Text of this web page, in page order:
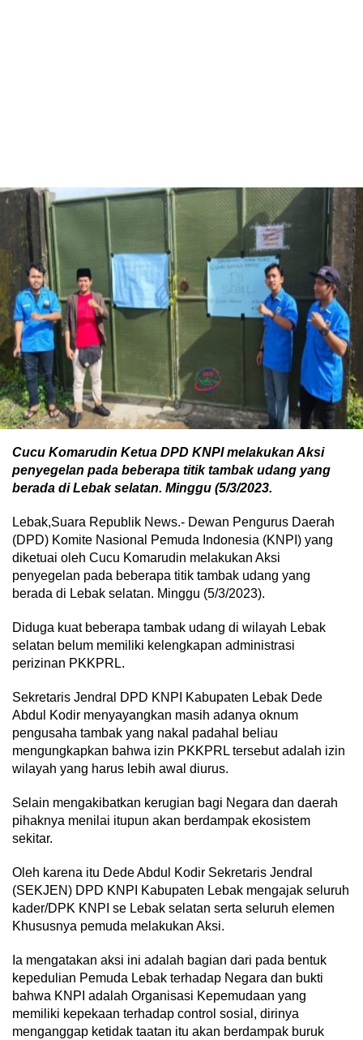
Cucu Komarudin Ketua DPD KNPI melakukan Aksi
penyegelan pada beberapa titik tambak udang yang
berada di Lebak selatan. Minggu (5/3/2023.
Lebak,Suara Republik News.- Dewan Pengurus Daerah
(DPD) Komite Nasional Pemuda Indonesia (KNPI) yang
diketuai oleh Cucu Komarudin melakukan Aksi
penyegelan pada beberapa titik tambak udang yang
berada di Lebak selatan. Minggu (5/3/2023).
Diduga kuat beberapa tambak udang di wilayah Lebak
selatan belum memiliki kelengkapan administrasi
perizinan PKKPRL.
Sekretaris Jendral DPD KNPI Kabupaten Lebak Dede
Abdul Kodir menyayangkan masih adanya oknum
pengusaha tambak yang nakal padahal beliau
mengungkapkan bahwa izin PKKPRL tersebut adalah izin
wilayah yang harus lebih awal diurus.
Selain mengakibatkan kerugian bagi Negara dan daerah
pihaknya menilai itupun akan berdampak ekosistem
sekitar.
Oleh karena itu Dede Abdul Kodir Sekretaris Jendral
(SEKJEN) DPD KNPI Kabupaten Lebak mengajak seluruh
kader/DPK KNPI se Lebak selatan serta seluruh elemen
Khususnya pemuda melakukan Aksi.
Ia mengatakan aksi ini adalah bagian dari pada bentuk
kepedulian Pemuda Lebak terhadap Negara dan bukti
bahwa KNPI adalah Organisasi Kepemudaan yang
memiliki kepekaan terhadap control sosial, dirinya
menganggap ketidak taatan itu akan berdampak buruk